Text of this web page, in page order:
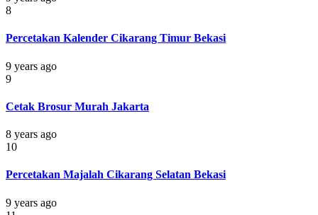
8
Percetakan Kalender Cikarang Timur Bekasi
9 years ago
9
Cetak Brosur Murah Jakarta
8 years ago
10
Percetakan Majalah Cikarang Selatan Bekasi
9 years ago